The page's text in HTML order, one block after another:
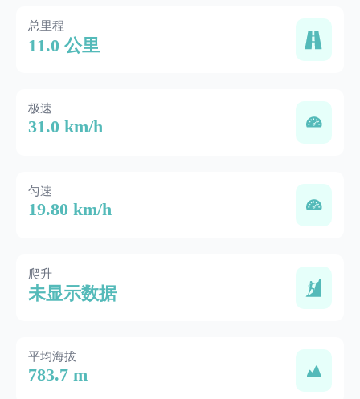
总里程
11.0 公里
极速
31.0 km/h
匀速
19.80 km/h
爬升
未显示数据
平均海拔
783.7 m